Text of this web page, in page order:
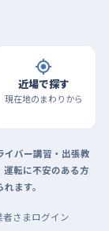
近場で探す
現在地のまわりから
イバー講習・出張教
転に不安のある方
ます。
者さまログイン